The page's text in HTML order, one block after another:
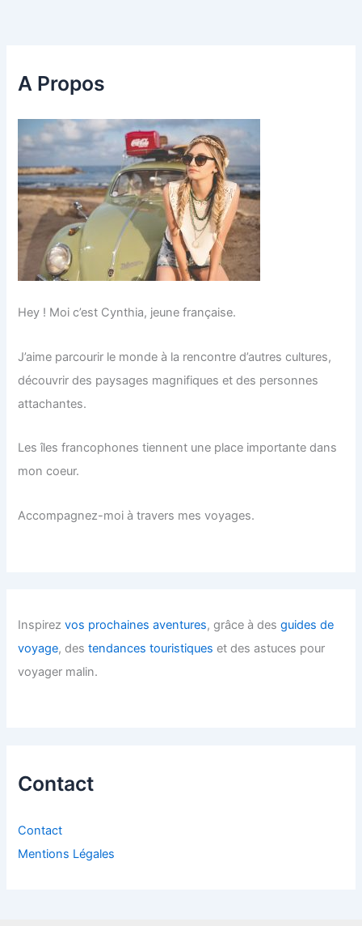
A Propos
Hey ! Moi c’est Cynthia, jeune française.
J’aime parcourir le monde à la rencontre d’autres cultures,
découvrir des paysages magnifiques et des personnes
attachantes.
Les îles francophones tiennent une place importante dans
mon coeur.
Accompagnez-moi à travers mes voyages.
Inspirezvos prochaines aventures, grâce à desguides de
voyage, destendances touristiques et des astuces pour
voyager malin.
Contact
Contact
Mentions Légales